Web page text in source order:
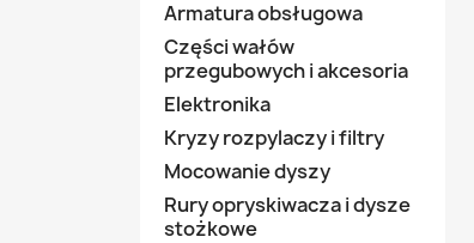
Armatura obsługowa
Części wałów
przegubowych i akcesoria
Elektronika
Kryzy rozpylaczy i filtry
Mocowanie dyszy
Rury opryskiwacza i dysze
stożkowe